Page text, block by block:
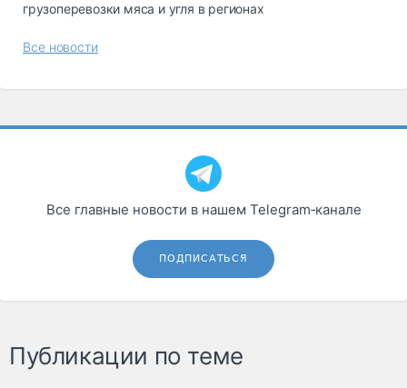
грузоперевозки мяса и угля в регионах
Все новости
Все главные новости в нашем Telegram‑канале
ПОДПИСАТЬСЯ
Публикации по теме